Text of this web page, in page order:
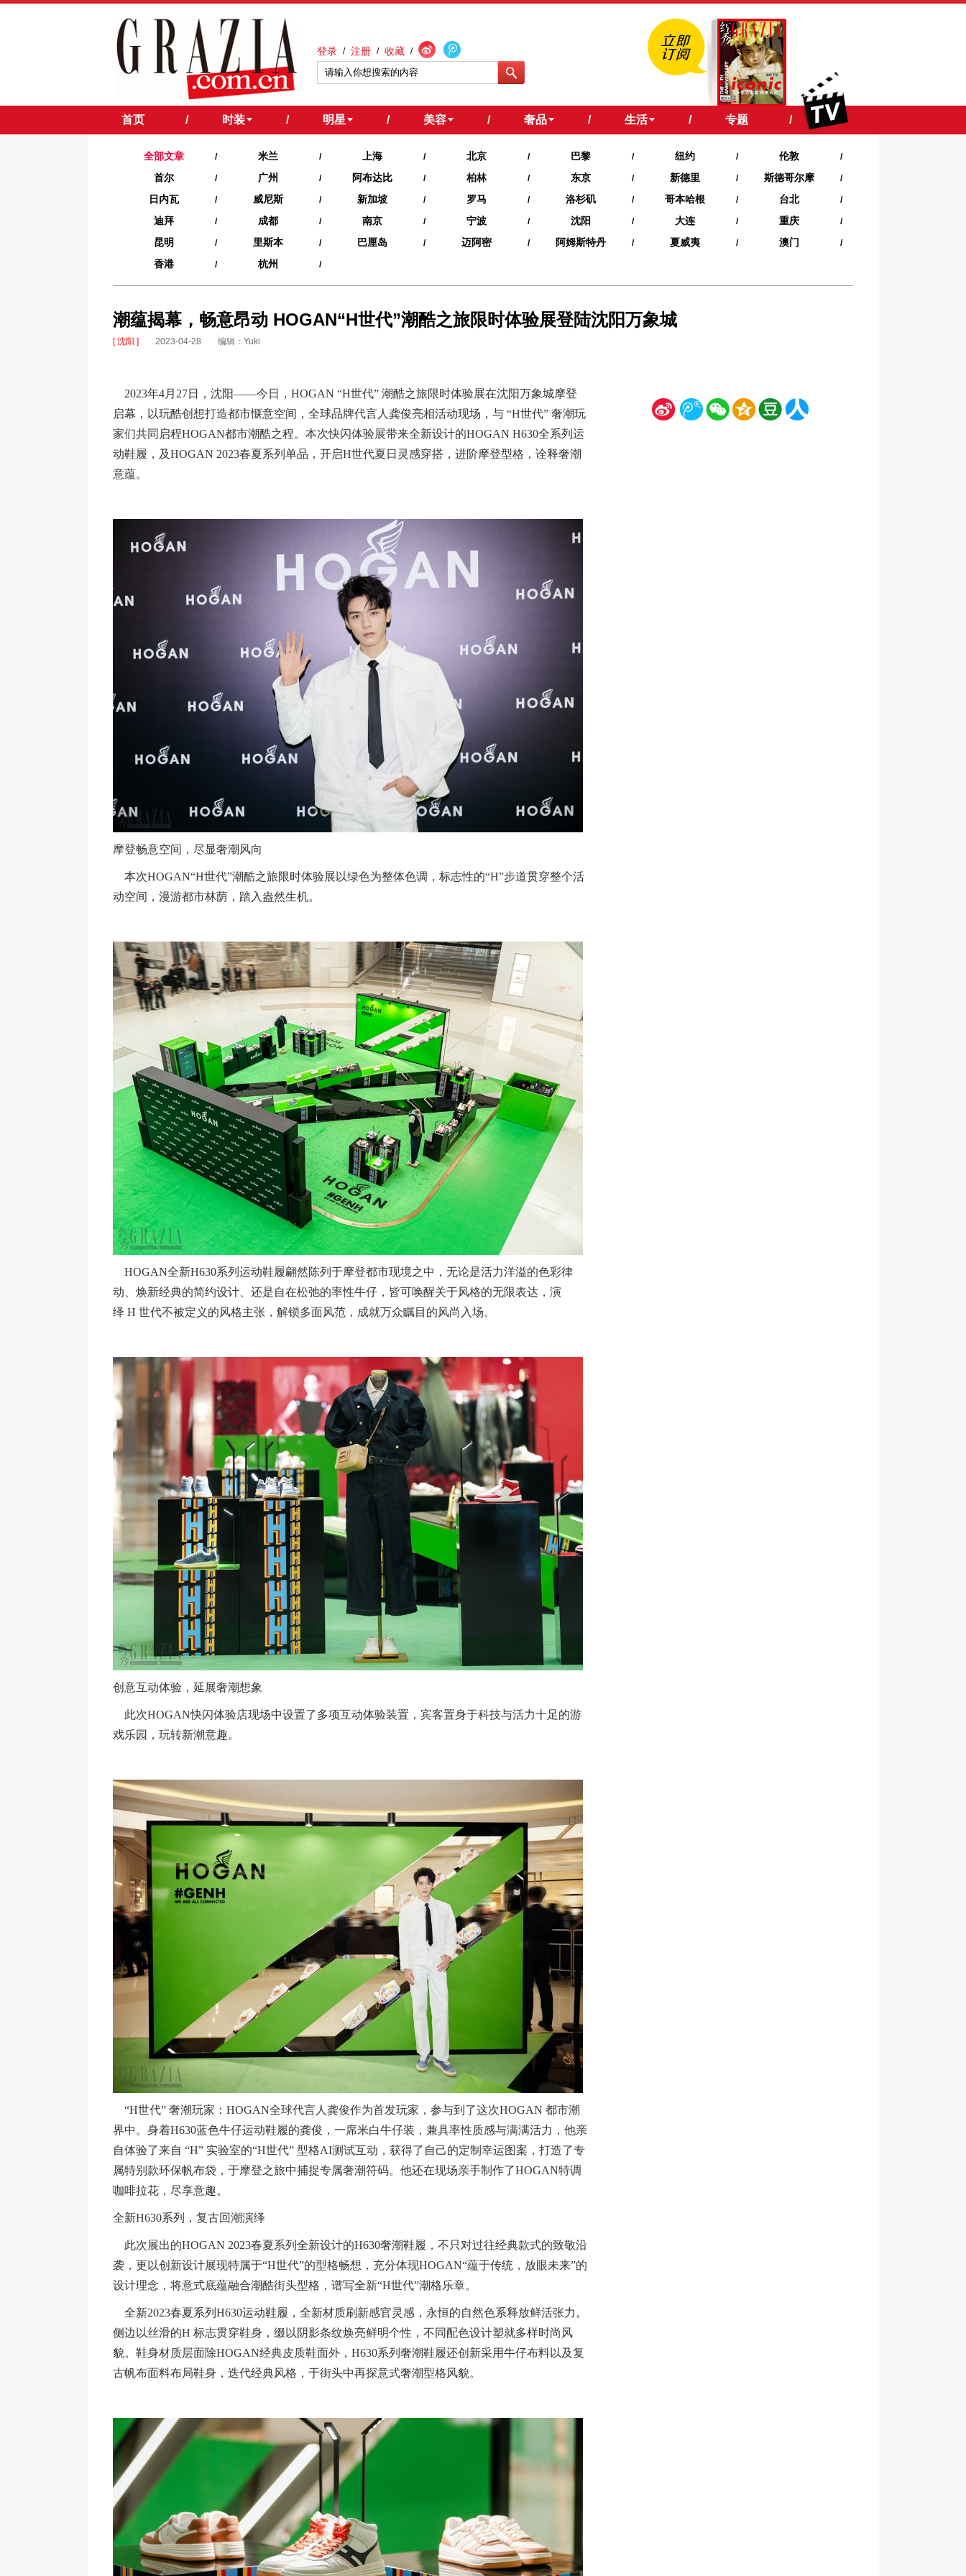
登录 / 注册 / 收藏 /
首页 / 时装 / 明星 / 美容 / 奢品 / 生活 / 专题 /
全部文章 / 米兰 / 上海 / 北京 / 巴黎 / 纽约 / 伦敦 /
首尔 / 广州 / 阿布达比 / 柏林 / 东京 / 新德里 / 斯德哥尔摩 /
日内瓦 / 威尼斯 / 新加坡 / 罗马 / 洛杉矶 / 哥本哈根 / 台北 /
迪拜 / 成都 / 南京 / 宁波 / 沈阳 / 大连 / 重庆 /
昆明 / 里斯本 / 巴厘岛 / 迈阿密 / 阿姆斯特丹 / 夏威夷‍ / 澳门 /
香港 / 杭州 /
潮蕴揭幕，畅意昂动 HOGAN“H世代”潮酷之旅限时体验展登陆沈阳万象城
[ 沈阳 ] 2023-04-28 编辑：Yuki
2023年4月27日，沈阳——今日，HOGAN “H世代” 潮酷之旅限时体验展在沈阳万象城摩登
启幕，以玩酷创想打造都市惬意空间，全球品牌代言人龚俊亮相活动现场，与 “H世代” 奢潮玩
家们共同启程HOGAN都市潮酷之程。本次快闪体验展带来全新设计的HOGAN H630全系列运
动鞋履，及HOGAN 2023春夏系列单品，开启H世代夏日灵感穿搭，进阶摩登型格，诠释奢潮
意蕴。
摩登畅意空间，尽显奢潮风向
本次HOGAN“H世代”潮酷之旅限时体验展以绿色为整体色调，标志性的“H”步道贯穿整个活
动空间，漫游都市林荫，踏入盎然生机。
HOGAN全新H630系列运动鞋履翩然陈列于摩登都市现境之中，无论是活力洋溢的色彩律
动、焕新经典的简约设计、还是自在松弛的率性牛仔，皆可唤醒关于风格的无限表达，演
绎 H 世代不被定义的风格主张，解锁多面风范，成就万众瞩目的风尚入场。
创意互动体验，延展奢潮想象
此次HOGAN快闪体验店现场中设置了多项互动体验装置，宾客置身于科技与活力十足的游
戏乐园，玩转新潮意趣。
“H世代” 奢潮玩家：HOGAN全球代言人龚俊作为首发玩家，参与到了这次HOGAN 都市潮
界中。身着H630蓝色牛仔运动鞋履的龚俊，一席米白牛仔装，兼具率性质感与满满活力，他亲
自体验了来自 “H” 实验室的“H世代” 型格AI测试互动，获得了自己的定制幸运图案，打造了专
属特别款环保帆布袋，于摩登之旅中捕捉专属奢潮符码。他还在现场亲手制作了HOGAN特调
咖啡拉花，尽享意趣。
全新H630系列，复古回潮演绎
此次展出的HOGAN 2023春夏系列全新设计的H630奢潮鞋履，不只对过往经典款式的致敬沿
袭，更以创新设计展现特属于“H世代”的型格畅想，充分体现HOGAN“蕴于传统，放眼未来”的
设计理念，将意式底蕴融合潮酷街头型格，谱写全新“H世代”潮格乐章。
全新2023春夏系列H630运动鞋履，全新材质刷新感官灵感，永恒的自然色系释放鲜活张力。
侧边以丝滑的H 标志贯穿鞋身，缀以阴影条纹焕亮鲜明个性，不同配色设计塑就多样时尚风
貌。鞋身材质层面除HOGAN经典皮质鞋面外，H630系列奢潮鞋履还创新采用牛仔布料以及复
古帆布面料布局鞋身，迭代经典风格，于街头中再探意式奢潮型格风貌。
新 腾 微 空 豆